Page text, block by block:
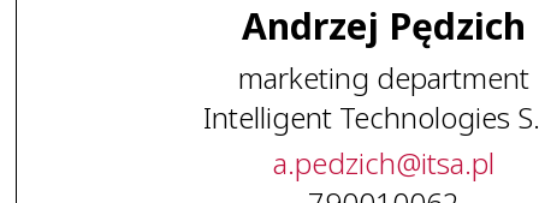
Andrzej Pędzich
marketing department
Intelligent Technologies
a.pedzich@itsa.pl